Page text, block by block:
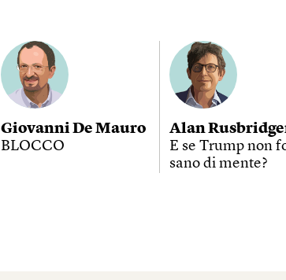
Giovanni De Mauro
BLOCCO
Alan
E se Trump non
sano di mente?